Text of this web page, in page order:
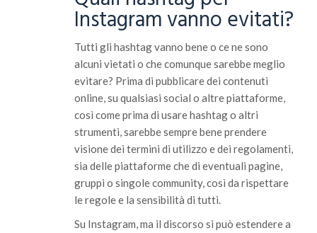
Instagram vanno evitati?
Tutti gli hashtag vanno bene o ce ne sono
alcuni vietati o che comunque sarebbe meglio
evitare? Prima di pubblicare dei contenuti
online, su qualsiasi social o altre piattaforme,
così come prima di usare hashtag o altri
strumenti, sarebbe sempre bene prendere
visione dei termini di utilizzo e dei regolamenti,
sia delle piattaforme che di eventuali pagine,
gruppi o singole community, così da rispettare
le regole e la sensibilità di tutti.
Su Instagram, ma il discorso si può estendere a